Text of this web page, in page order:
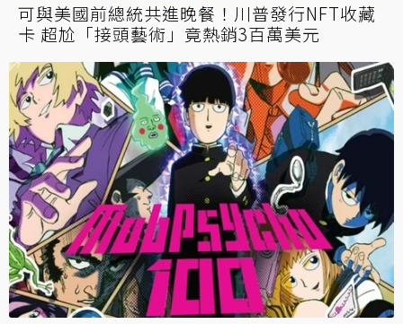
可與美國前總統共進晚餐！川普發行NFT收藏
卡 超尬「接頭藝術」竟熱銷3百萬美元